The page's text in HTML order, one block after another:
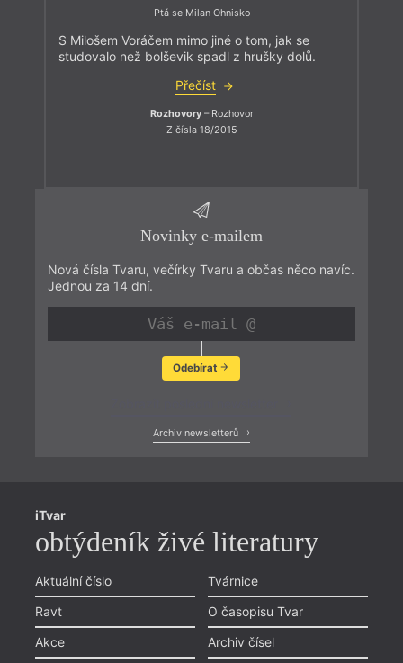
Ptá se Milan Ohnisko
S Milošem Voráčem mimo jiné o tom, jak se
studovalo než bolševik spadl z hrušky dolů.
Přečíst
Rozhovory– Rozhovor
Z čísla 18/2015
Novinky e-mailem
Nová čísla Tvaru, večírky Tvaru a občas něco navíc.
Jednou za 14 dní.
Odebírat
Archiv newsletterů
iTvar
obtýdeník živé literatury
Aktuální číslo
Ravt
Akce
Tvárnice
O časopisu Tvar
Archiv čísel